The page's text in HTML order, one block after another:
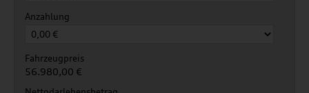
Anzahlung
Fahrzeugpreis
56.980,00 €